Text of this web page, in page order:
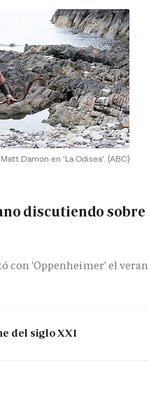
Matt Damon en 'La Odisea'. (ABC)
discutiendo sobre
con 'Oppenheimer' el
del siglo XXI